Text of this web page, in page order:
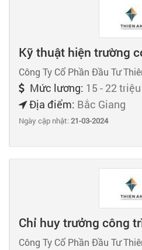
Kỹ thuật hiện trường
Công Ty Cổ Phần Đầu Tư
Mức lương: 15 - 22 triệu
Địa điểm: Bắc Giang
Ngày cập nhật:21-03-2024
Chỉ huy trưởng công
Công Ty Cổ Phần Đầu Tư